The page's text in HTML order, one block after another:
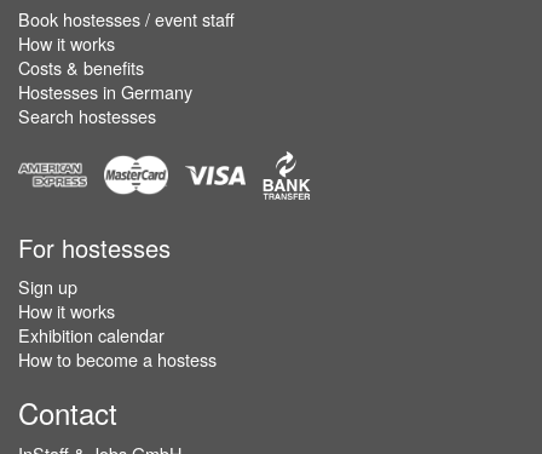
Book hostesses / event staff
How it works
Costs & benefits
Hostesses in Germany
Search hostesses
For hostesses
Sign up
How it works
Exhibition calendar
How to become a hostess
Contact